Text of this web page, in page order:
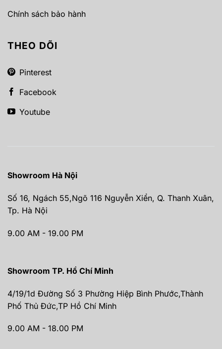
Chính sách bảo hành
THEO DÕI
Pinterest
Facebook
Youtube
Showroom Hà Nội
Số 16, Ngách 55,Ngõ 116 Nguyễn Xiển, Q. Thanh Xuân,
Tp. Hà Nội
9.00 AM - 19.00 PM
Showroom TP. Hồ Chí Minh
4/19/1d Đường Số 3 Phường Hiệp Bình Phước,Thành
Phố Thủ Đức,TP Hồ Chí Minh
9.00 AM - 18.00 PM